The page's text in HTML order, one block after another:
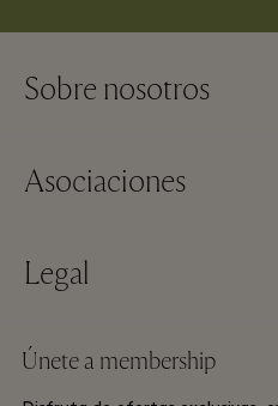
Sobre nosotros
Sobre Las Rozas Village
Descárgate la app
Asociaciones
Hazte partner
Legal
Términos y condiciones de Las
Únete a membership